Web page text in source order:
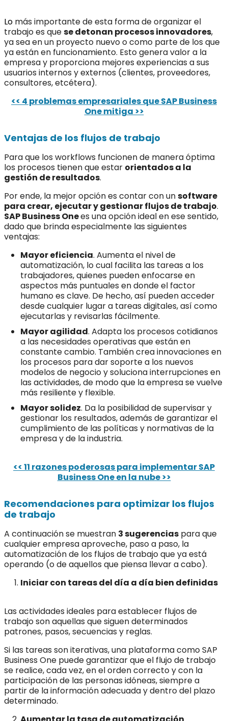
Lo más importante de esta forma de organizar el
trabajo es quese detonan procesos innovadores,
ya sea en un proyecto nuevo o como parte de los que
ya están en funcionamiento. Esto genera valor a la
empresa y proporciona mejores experiencias a sus
usuarios internos y externos (clientes, proveedores,
consultores, etcétera).
<< 4 problemas empresariales que SAP Business
One mitiga >>
Ventajas de los flujos de trabajo
Para que los workflows funcionen de manera óptima
los procesos tienen que estar orientados a la
gestión de resultados.
Por ende, la mejor opción es contar con unsoftware
para crear, ejecutar y gestionar flujos de trabajo.
SAP Business Onees una opción ideal en ese sentido,
dado que brinda especialmente las siguientes
ventajas:
Mayor eficiencia. Aumenta el nivel de
automatización, lo cual facilita las tareas a los
trabajadores, quienes pueden enfocarse en
aspectos más puntuales en donde el factor
humano es clave. De hecho, así pueden acceder
desde cualquier lugar a tareas digitales, así como
ejecutarlas y revisarlas fácilmente.
Mayor agilidad. Adapta los procesos cotidianos
a las necesidades operativas que están en
constante cambio. También crea innovaciones en
los procesos para dar soporte a los nuevos
modelos de negocio y soluciona interrupciones en
las actividades, de modo que la empresa se vuelve
más resiliente y flexible.
Mayor solidez. Da la posibilidad de supervisar y
gestionar los resultados, además de garantizar el
cumplimiento de las políticas y normativas de la
empresa y de la industria.
<< 11 razones poderosas para implementar SAP
Business One en la nube >>
Recomendaciones para optimizar los flujos
de trabajo
A continuación se muestran 3 sugerencias para que
cualquier empresa aproveche, paso a paso, la
automatización de los flujos de trabajo que ya está
operando (o de aquellos que piensa llevar a cabo).
Iniciar con tareas del día a día bien definidas
Las actividades ideales para establecer flujos de
trabajo son aquellas que siguen determinados
patrones, pasos, secuencias y reglas.
Si las tareas son iterativas, una plataforma como SAP
Business One puede garantizar que el flujo de trabajo
se realice, cada vez, en el orden correcto y con la
participación de las personas idóneas, siempre a
partir de la información adecuada y dentro del plazo
determinado.